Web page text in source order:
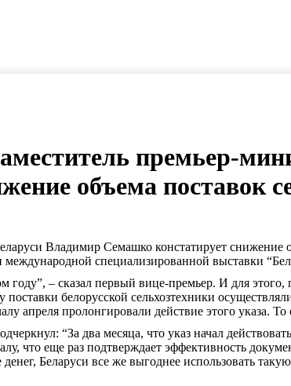
премьер-
объема поставок
Владимир Семашко констатирует снижение
специализированной выставки
– сказал первый вице-премьер. И для
белорусской сельхозтехники
апреля пролонгировали действие этого указа.
“За два месяца, что указ начал
что еще раз подтверждает эффективность
Беларуси все же выгоднее использовать